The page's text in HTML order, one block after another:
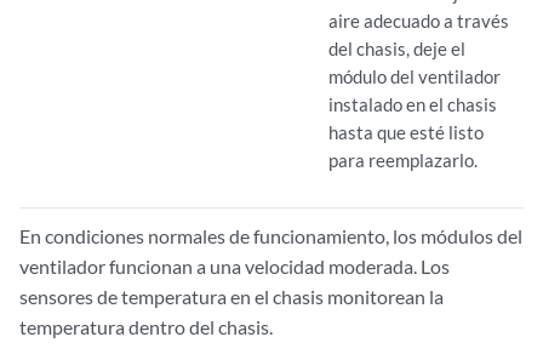
aire adecuado a través
del chasis, deje el
módulo del ventilador
instalado en el chasis
hasta que esté listo
para reemplazarlo.
En condiciones normales de funcionamiento, los módulos del
ventilador funcionan a una velocidad moderada. Los
sensores de temperatura en el chasis monitorean la
temperatura dentro del chasis.